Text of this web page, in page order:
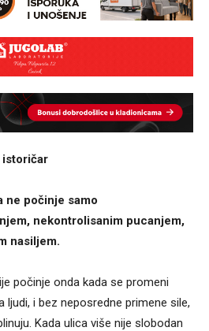
istoričar
ne počinje samo
nekontrolisanim pucanjem,
nasiljem.
počinje onda kada se promeni
ljudi, i bez neposredne primene sile,
Kada ulica više nije slobodan